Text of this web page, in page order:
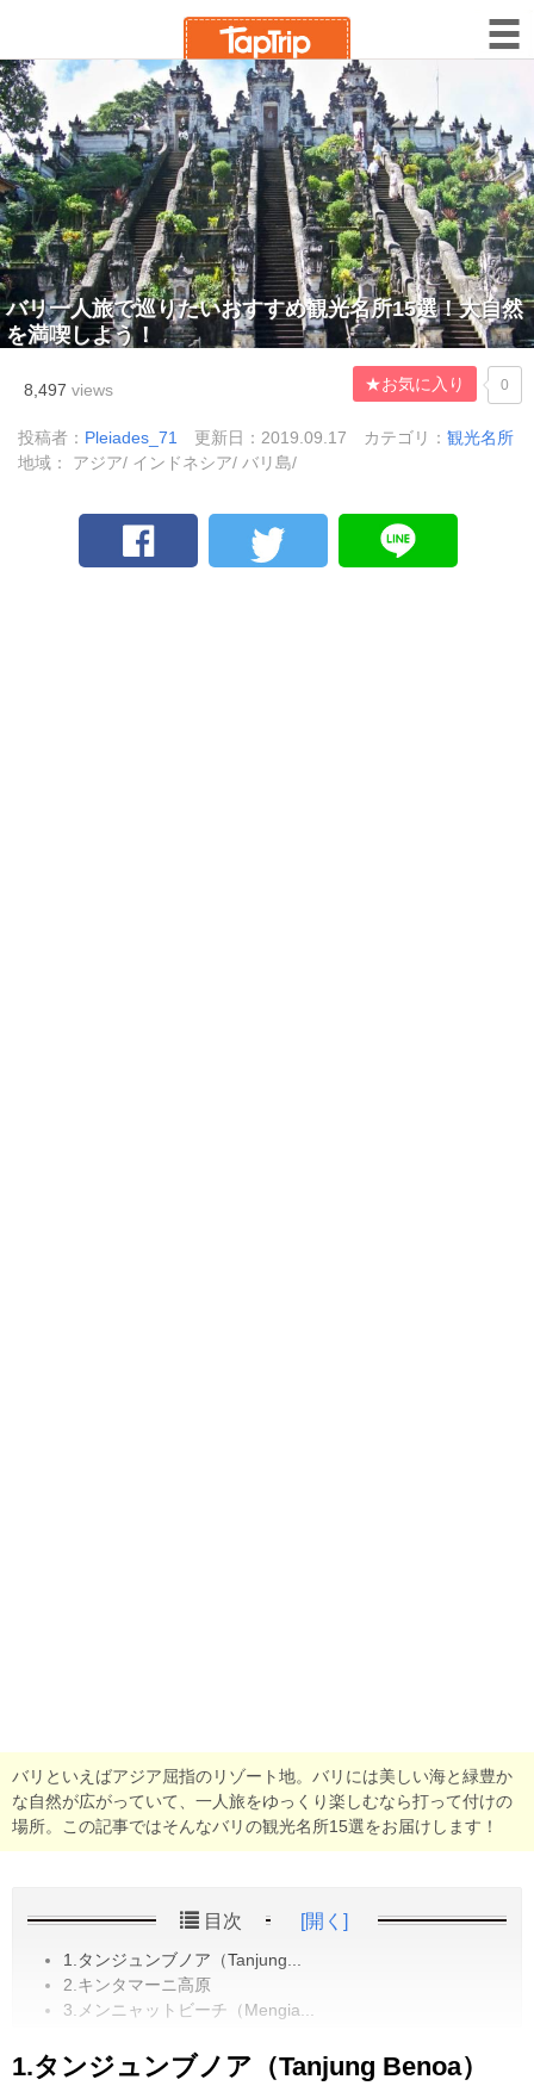
バリ一人旅で巡りたいおすすめ観光名所15選！大自然
を満喫しよう！
8,497 views ★お気に入り 0
投稿者： Pleiades_71 更新日：2019.09.17 カテゴリ： 観光名所
地域： アジア/ インドネシア/ バリ島/
バリといえばアジア屈指のリゾート地。バリには美しい海と緑豊か
な自然が広がっていて、一人旅をゆっくり楽しむなら打って付けの
場所。この記事ではそんなバリの観光名所15選をお届けします！
目次 [開く]
1.タンジュンブノア（Tanjung...
2.キンタマーニ高原
3.メンニャットビーチ（Mengia...
1.タンジュンブノア（Tanjung Benoa）